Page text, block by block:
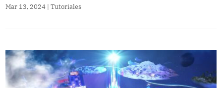
Mar 13, 2024 |Tutoriales